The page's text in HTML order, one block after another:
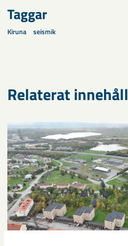
Taggar
Kiruna seismik
Relaterat innehåll